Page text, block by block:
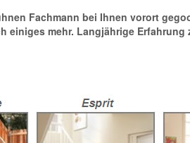
Fachmann bei Ihnen vorort
einiges mehr. Langjährige Erfahrung